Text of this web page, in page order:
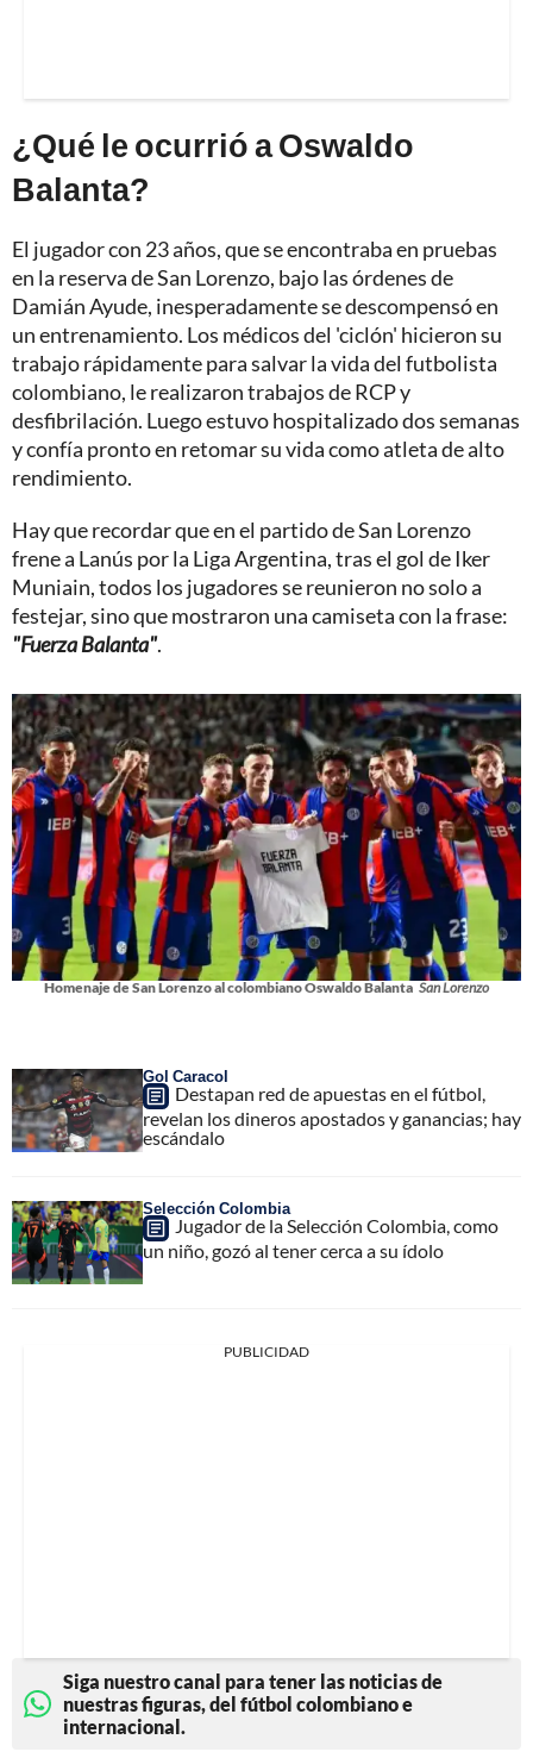
¿Qué le ocurrió a Oswaldo
Balanta?
El jugador con 23 años, que se encontraba en pruebas
en la reserva de San Lorenzo, bajo las órdenes de
Damián Ayude, inesperadamente se descompensó en
un entrenamiento. Los médicos del 'ciclón' hicieron su
trabajo rápidamente para salvar la vida del futbolista
colombiano, le realizaron trabajos de RCP y
desfibrilación. Luego estuvo hospitalizado dos semanas
y confía pronto en retomar su vida como atleta de alto
rendimiento.
Hay que recordar que en el partido de San Lorenzo
frene a Lanús por la Liga Argentina, tras el gol de Iker
Muniain, todos los jugadores se reunieron no solo a
festejar, sino que mostraron una camiseta con la frase:
"Fuerza Balanta".
Homenaje de San Lorenzo al colombiano Oswaldo Balanta San Lorenzo
Gol Caracol
Destapan red de apuestas en el fútbol,
revelan los dineros apostados y ganancias; hay
escándalo
Selección Colombia
Jugador de la Selección Colombia, como
un niño, gozó al tener cerca a su ídolo
PUBLICIDAD
Siga nuestro canal para tener las noticias de
nuestras figuras, del fútbol colombiano e
internacional.